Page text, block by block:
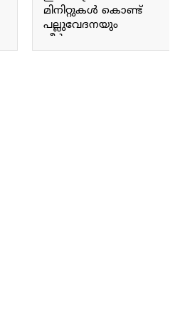
മിനിറ്റുകൾ കൊണ്ട്
പല്ലുവേദനയും
നീർക്കെട്ടും മാറും; ഈ
എണ്ണ തേച്ചാൽ മാത്രം